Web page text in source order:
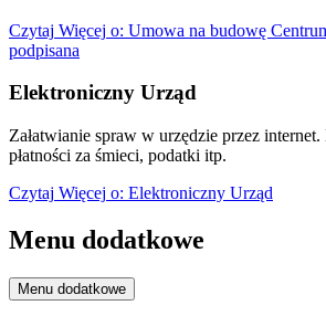
Czytaj Więcej o: Umowa na budowę
podpisana
Elektroniczny Urząd
Załatwianie spraw w urzędzie przez
płatności za śmieci, podatki itp.
Czytaj Więcej o: Elektroniczny Urząd
Menu dodatkowe
Menu dodatkowe